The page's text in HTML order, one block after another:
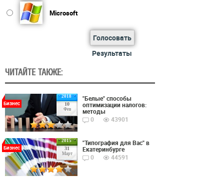
Microsoft
Голосовать
Результаты
ЧИТАЙТЕ ТАКЖЕ:
2018
10
Фев
Бизнес
"Белые" способы
оптимизации налогов:
методы
0
43901
2015
31
Март
Бизнес
"Типография для Вас" в
Екатеринбурге
0
44591